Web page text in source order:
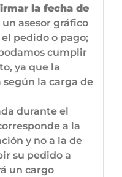
la fecha de
asesor gráfico
pedido o pago;
cumplir
ya que la
la carga de
durante el
a la
y no a la de
su pedido a
un cargo